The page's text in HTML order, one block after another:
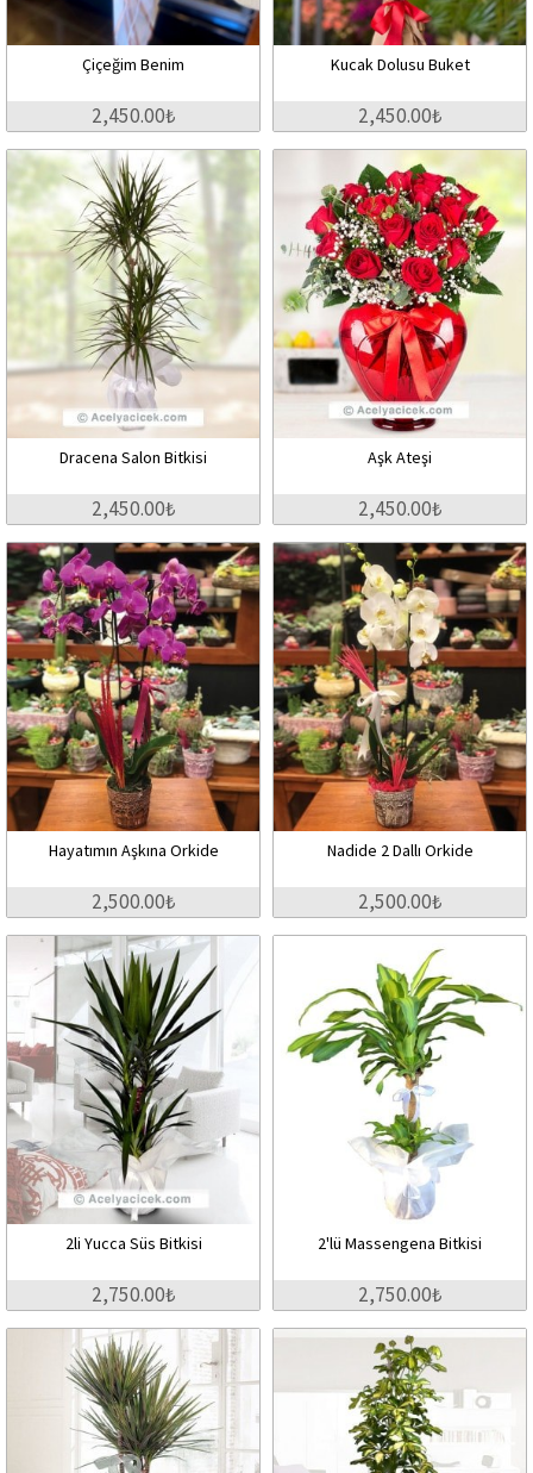
Çiçeğim Benim
2,450.00₺
Kucak Dolusu Buket
2,450.00₺
Dracena Salon Bitkisi
2,450.00₺
Aşk Ateşi
2,450.00₺
Hayatımın Aşkına Orkide
2,500.00₺
Nadide 2 Dallı Orkide
2,500.00₺
2li Yucca Süs Bitkisi
2,750.00₺
2'lü Massengena Bitkisi
2,750.00₺